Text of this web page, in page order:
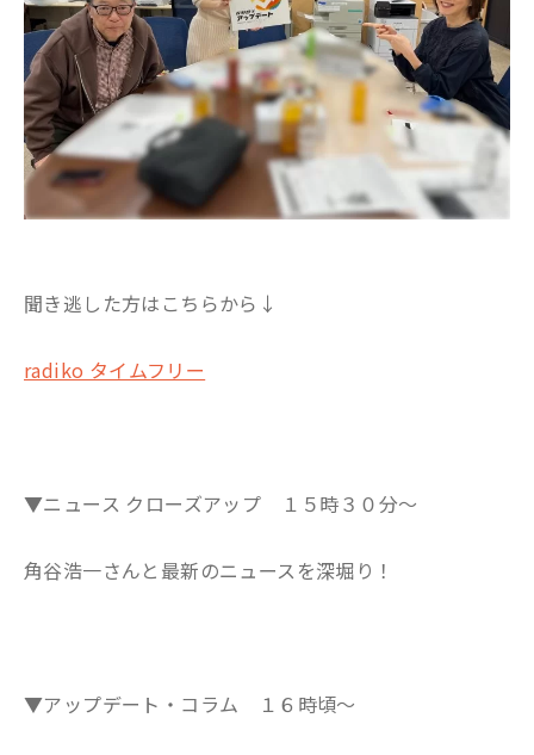
聞き逃した方はこちらから↓
radiko タイムフリー
▼ニュース クローズアップ １５時３０分～
角谷浩一さんと最新のニュースを深堀り！
▼アップデート・コラム １６時頃～